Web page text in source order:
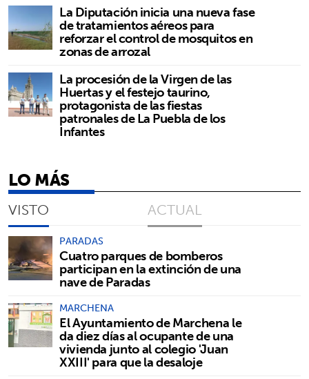
La Diputación inicia una nueva fase
de tratamientos aéreos para
reforzar el control de mosquitos en
zonas de arrozal
La procesión de la Virgen de las
Huertas y el festejo taurino,
protagonista de las fiestas
patronales de La Puebla de los
Infantes
LO MÁS
VISTO ACTUAL
PARADAS
Cuatro parques de bomberos
participan en la extinción de una
nave de Paradas
MARCHENA
El Ayuntamiento de Marchena le
da diez días al ocupante de una
vivienda junto al colegio 'Juan
XXIII' para que la desaloje